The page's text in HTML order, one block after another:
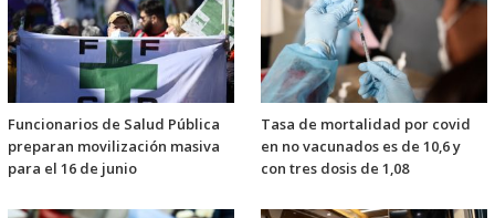
Funcionarios de Salud Pública
preparan movilización masiva
para el 16 de junio
Tasa de mortalidad por covid
en no vacunados es de 10,6 y
con tres dosis de 1,08